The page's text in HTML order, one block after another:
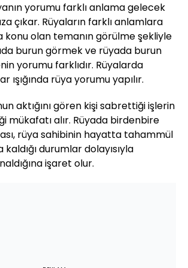
yorumu farklı anlama gelecek
çıkar. Rüyaların farklı anlamlara
konu olan temanın görülme şekliyle
burun görmek ve rüyada burun
yorumu farklıdır. Rüyalarda
ışığında rüya yorumu yapılır.
aktığını gören kişi sabrettiği işlerin
mükafatı alır. Rüyada birdenbire
rüya sahibinin hayatta tahammül
durumlar dolayısıyla
işaret olur.